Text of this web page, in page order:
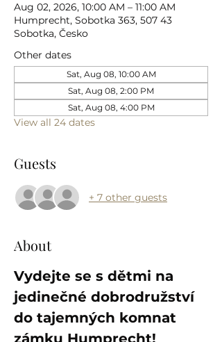
Aug 02, 2026, 10:00 AM – 11:00 AM
Humprecht, Sobotka 363, 507 43
Sobotka, Česko
Other dates
Sat, Aug 08, 10:00 AM
Sat, Aug 08, 2:00 PM
Sat, Aug 08, 4:00 PM
View all 24 dates
Guests
+ 7 other guests
About
Vydejte se s dětmi na
jedinečné dobrodružství
do tajemných komnat
zámku Humprecht!